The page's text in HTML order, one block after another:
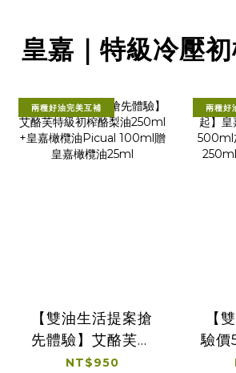
皇嘉｜特級冷壓
兩種好油完美互補
【雙油生活提案搶
先體驗】艾酪芙特
級初榨酪梨油
NT$950
兩種好
【
驗價